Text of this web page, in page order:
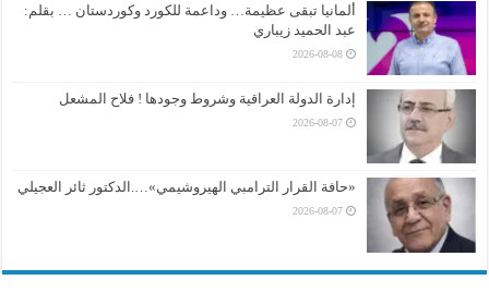
ألمانيا تبقى عظيمة… وداعمة للكورد وكوردستان … بقلم:
عبد الحميد زيباري
2026-08-08
إدارة الدولة العراقية وشروط وجودها ! فلاح المشعل
2026-08-07
«حافة القرار الترامبي الهيروشيمي»….الدكتور ثائر العجيلي
2026-08-07